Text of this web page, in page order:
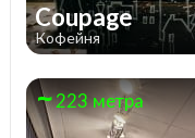
Coupage
Кофейня
223 метра